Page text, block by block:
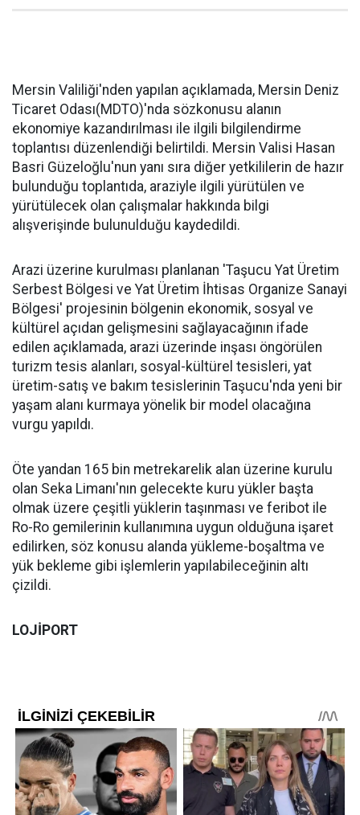
Mersin Valiliği'nden yapılan açıklamada, Mersin Deniz
Ticaret Odası(MDTO)'nda sözkonusu alanın
ekonomiye kazandırılması ile ilgili bilgilendirme
toplantısı düzenlendiği belirtildi. Mersin Valisi Hasan
Basri Güzeloğlu'nun yanı sıra diğer yetkililerin de hazır
bulunduğu toplantıda, araziyle ilgili yürütülen ve
yürütülecek olan çalışmalar hakkında bilgi
alışverişinde bulunulduğu kaydedildi.
Arazi üzerine kurulması planlanan 'Taşucu Yat Üretim
Serbest Bölgesi ve Yat Üretim İhtisas Organize Sanayi
Bölgesi' projesinin bölgenin ekonomik, sosyal ve
kültürel açıdan gelişmesini sağlayacağının ifade
edilen açıklamada, arazi üzerinde inşası öngörülen
turizm tesis alanları, sosyal-kültürel tesisleri, yat
üretim-satış ve bakım tesislerinin Taşucu'nda yeni bir
yaşam alanı kurmaya yönelik bir model olacağına
vurgu yapıldı.
Öte yandan 165 bin metrekarelik alan üzerine kurulu
olan Seka Limanı'nın gelecekte kuru yükler başta
olmak üzere çeşitli yüklerin taşınması ve feribot ile
Ro-Ro gemilerinin kullanımına uygun olduğuna işaret
edilirken, söz konusu alanda yükleme-boşaltma ve
yük bekleme gibi işlemlerin yapılabileceğinin altı
çizildi.
LOJİPORT